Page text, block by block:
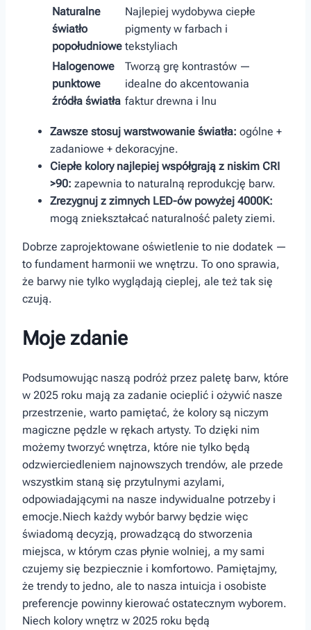
Naturalne
⁢światło‍
popołudniowe
Najlepiej wydobywa ciepłe
pigmenty w farbach i
tekstyliach
Halogenowe
punktowe
źródła światła
Tworzą grę kontrastów —
idealne do akcentowania
faktur drewna i ‍lnu
Zawsze stosuj warstwowanie światła: ogólne +
zadaniowe + dekoracyjne.
Ciepłe kolory najlepiej współgrają z niskim CRI ​
>90: zapewnia to naturalną ‌reprodukcję ⁢barw.
Zrezygnuj ​z zimnych LED-ów powyżej ​4000K:
mogą zniekształcać naturalność palety ziemi.
Dobrze zaprojektowane oświetlenie to nie dodatek —
to fundament harmonii we wnętrzu. To ono ‌sprawia,‍
że barwy nie tylko ‌wyglądają cieplej, ale też tak się
czują.
Moje zdanie
Podsumowując naszą podróż przez⁤ paletę barw, które
w 2025 roku mają za zadanie ocieplić i ożywić nasze
przestrzenie, warto pamiętać, że kolory są niczym
magiczne pędzle w rękach artysty. To dzięki nim
możemy tworzyć wnętrza, które nie tylko będą
odzwierciedleniem najnowszych trendów, ale przede
wszystkim staną się przytulnymi azylami,
odpowiadającymi na nasze indywidualne potrzeby i
emocje.Niech każdy wybór barwy będzie więc
świadomą decyzją, prowadzącą do stworzenia⁣
miejsca,⁣ w którym⁤ czas płynie wolniej, a my sami
czujemy się bezpiecznie i komfortowo. Pamiętajmy,
że trendy to jedno, ale to nasza intuicja i osobiste
preferencje powinny kierować ostatecznym wyborem.
Niech kolory wnętrz⁣ w 2025 roku będą